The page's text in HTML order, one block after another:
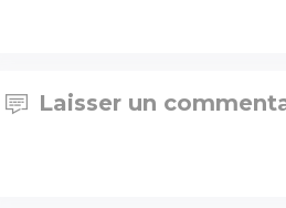
Laisser un